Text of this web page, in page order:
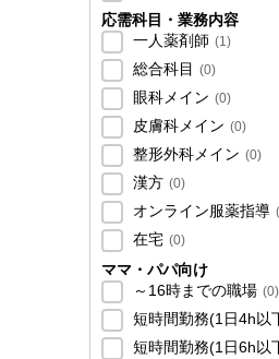
応需科目・業務内容
一人薬剤師 (1)
総合科目 (0)
眼科メイン (0)
皮膚科メイン (0)
整形外科メイン (0)
漢方 (0)
オンライン服薬指導 (
在宅 (0)
ママ・パパ向け
～16時までの職場 (0)
短時間勤務(1日4h以
短時間勤務(1日6h以